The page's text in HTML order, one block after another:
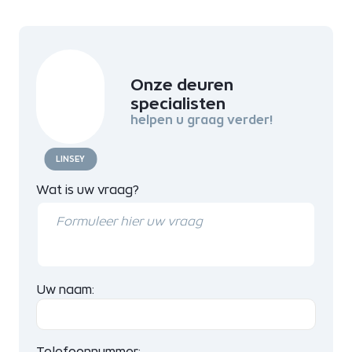
LINSEY
Onze deuren
specialisten
helpen u graag verder!
Wat is uw vraag?
Uw naam: